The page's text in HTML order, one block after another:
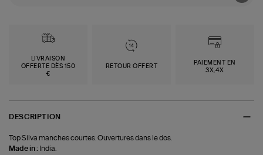
LIVRAISON
OFFERTE DÈS 150
€
RETOUR OFFERT
PAIEMENT EN
3X,4X
DESCRIPTION
Top Silva manches courtes. Ouvertures dans le dos.
Made in : India.